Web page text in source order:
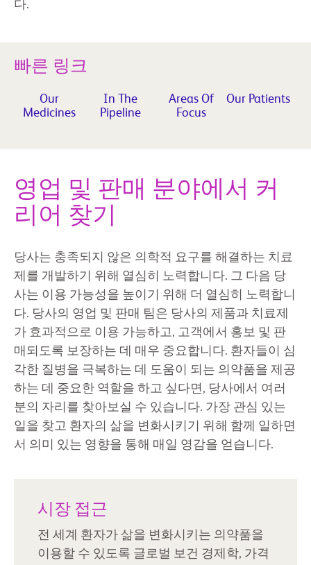
다.
빠른 링크
Our
Medicines
In The
Pipeline
Areas Of
Focus
Our Patients
영업 및 판매 분야에서 커
리어 찾기
당사는 충족되지 않은 의학적 요구를 해결하는 치료
제를 개발하기 위해 열심히 노력합니다. 그 다음 당
사는 이용 가능성을 높이기 위해 더 열심히 노력합니
다. 당사의 영업 및 판매 팀은 당사의 제품과 치료제
가 효과적으로 이용 가능하고, 고객에서 홍보 및 판
매되도록 보장하는 데 매우 중요합니다. 환자들이 심
각한 질병을 극복하는 데 도움이 되는 의약품을 제공
하는 데 중요한 역할을 하고 싶다면, 당사에서 여러
분의 자리를 찾아보실 수 있습니다. 가장 관심 있는
일을 찾고 환자의 삶을 변화시키기 위해 함께 일하면
서 의미 있는 영향을 통해 매일 영감을 얻습니다.
시장 접근
전 세계 환자가 삶을 변화시키는 의약품을
이용할 수 있도록 글로벌 보건 경제학, 가격